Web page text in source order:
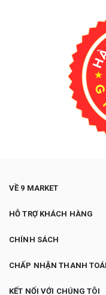
VỀ 9 MARKET
HỖ TRỢ KHÁCH HÀNG
CHÍNH SÁCH
CHẤP NHẬN THANH
KẾT NỐI VỚI CHÚNG TÔI